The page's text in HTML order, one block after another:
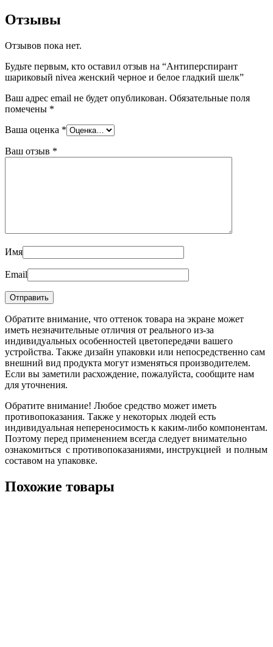
Отзывы
Отзывов пока нет.
Будьте первым, кто оставил отзыв на “Антиперспирант
шариковый nivea женский черное и белое гладкий шелк”
Ваш адрес email не будет опубликован. Обязательные поля
помечены *
Ваша оценка *
Ваш отзыв *
Имя
Email
Обратите внимание, что оттенок товара на экране может
иметь незначительные отличия от реального из-за
индивидуальных особенностей цветопередачи вашего
устройства. Также дизайн упаковки или непосредственно сам
внешний вид продукта могут изменяться производителем.
Если вы заметили расхождение, пожалуйста, сообщите нам
для уточнения.
Обратите внимание! Любое средство может иметь
противопоказания. Также у некоторых людей есть
индивидуальная непереносимость к каким-либо компонентам.
Поэтому перед применением всегда следует внимательно
ознакомиться с противопоказаниями, инструкцией и полным
составом на упаковке.
Похожие товары